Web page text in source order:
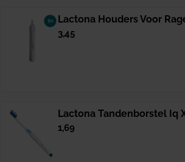
Lactona Houders Voor
Normale
3,45
Lactona Tandenborstel Iq
Normale
1,69